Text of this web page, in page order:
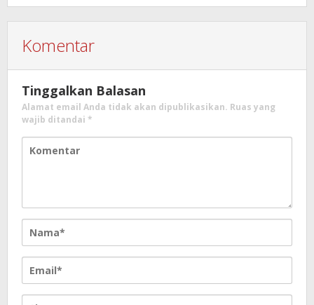
Komentar
Tinggalkan Balasan
Alamat email Anda tidak akan dipublikasikan. Ruas yang
wajib ditandai *